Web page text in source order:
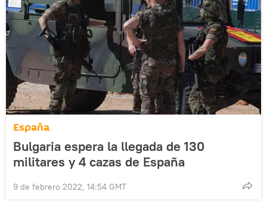
España
Bulgaria espera la llegada de 130
militares y 4 cazas de España
9 de febrero 2022, 14:54 GMT